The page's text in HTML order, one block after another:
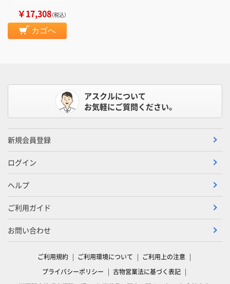
￥17,308（税込）
カゴへ
アスクルについて
お気軽にご質問ください。
新規会員登録
ログイン
ヘルプ
ご利用ガイド
お問い合わせ
ご利用規約 ご利用環境について
ご利用上の注意
プライバシーポリシー
古物営業法に基づく表記